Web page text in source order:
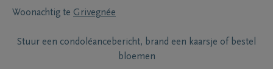
Woonachtig te Grivegnée
Stuur een condoléancebericht, brand een kaarsje of bestel
bloemen